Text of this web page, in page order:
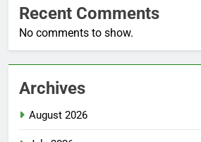
Recent Comments
No comments to show.
Archives
August 2026